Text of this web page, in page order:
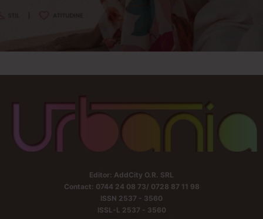
Editor: AddCity O.R. SRL
Contact: 0744 24 08 73/ 0728 87 11 98
ISSN 2537 - 3560
ISSL-L 2537 - 3560